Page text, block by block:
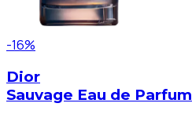
-16%
Dior
Sauvage Eau de Parfum